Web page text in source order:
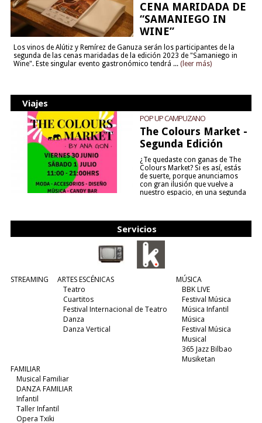
CENA MARIDADA DE
“SAMANIEGO IN
WINE”
Los vinos de Alútiz y Remírez de Ganuza serán los participantes de la
segunda de las cenas maridadas de la edición 2023 de "Samaniego in
Wine". Este singular evento gastronómico tendrá ... (leer más)
Viajes
POP UP CAMPUZANO
The Colours Market -
Segunda Edición
¿Te quedaste con ganas de The
Colours Market? Si es así, estás
de suerte, porque anunciamos
con gran ilusión que vuelve a
nuestro espacio, en una segunda
Servicios
STREAMING
ARTES ESCÉNICAS
Teatro
Cuartitos
Festival Internacional de Teatro
Danza
Danza Vertical
MÚSICA
BBK LIVE
Festival Música
Música Infantil
Música
Festival Música
Musical
365 Jazz Bilbao
Musiketan
FAMILIAR
Musical Familiar
DANZA FAMILIAR
Infantil
Taller Infantil
Opera Txiki